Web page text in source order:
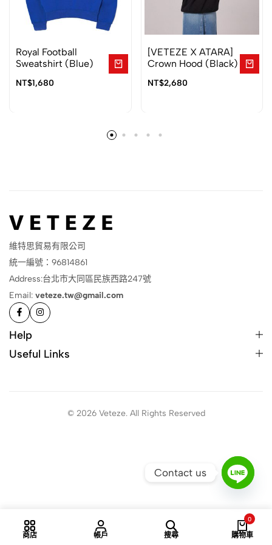
Royal Football
Sweatshirt (Blue)
NT$1,680
[VETEZE X ATARA]
Crown Hood (Black)
NT$2,680
維特思貿易有限公司
統一編號：96814861
Address:台北市大同區民族西路247號
Email: veteze.tw@gmail.com
Help
Useful Links
© 2026 Veteze. All Rights Reserved
商店 帳戶 搜尋
0
購物車
Contact us